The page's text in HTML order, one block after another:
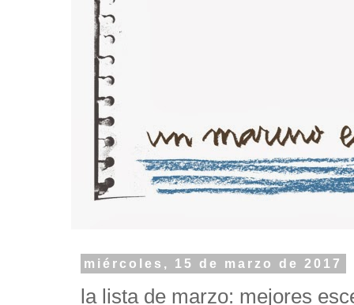
miércoles, 15 de marzo de 2017
la lista de marzo: mejores